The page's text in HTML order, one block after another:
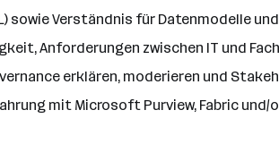
sowie Verständnis für Datenmodelle
Anforderungen zwischen IT und
erklären, moderieren und
mit Microsoft Purview, Fabric und/